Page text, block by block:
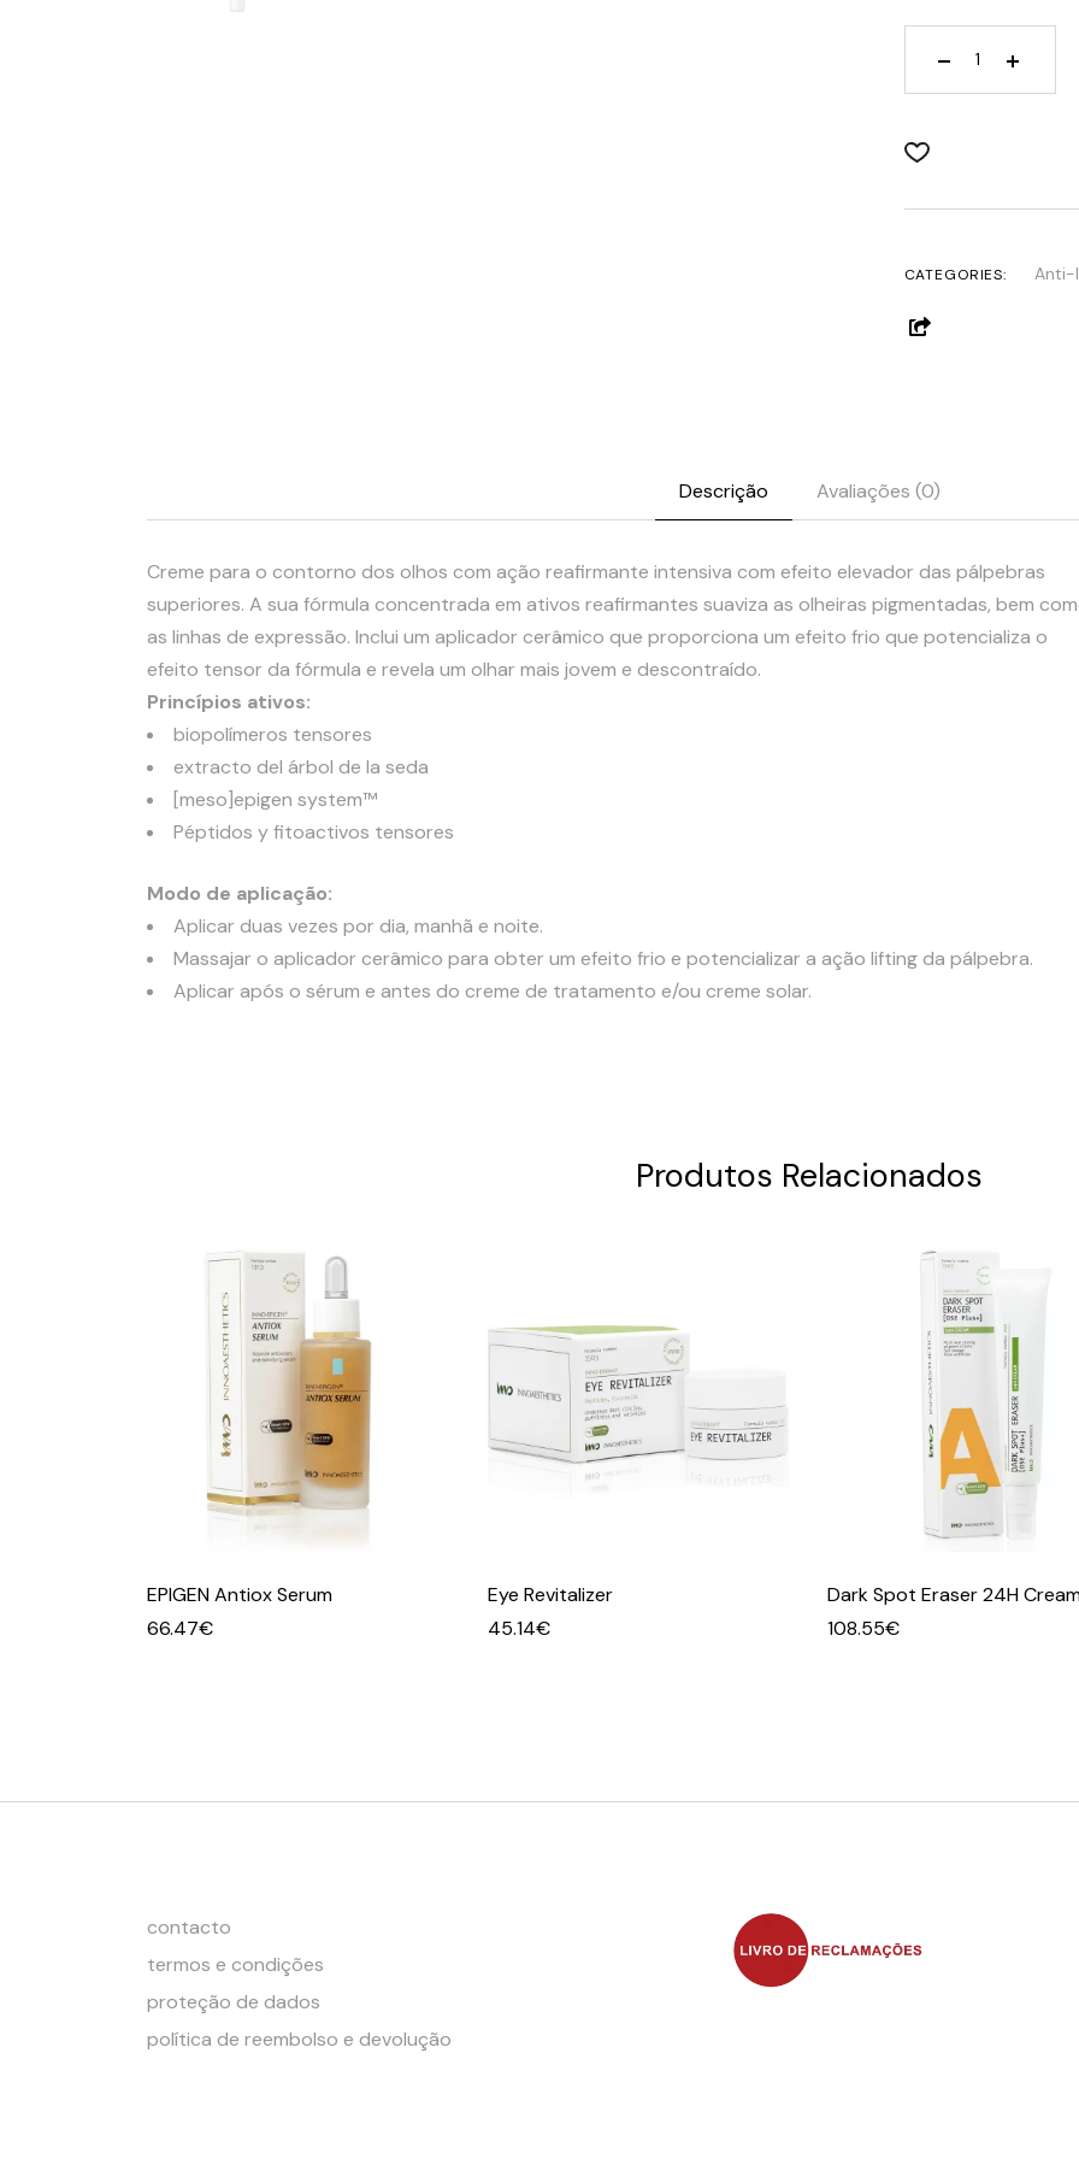
CATEGORIES: Anti-
Descrição Avaliações (0)
Creme para o contorno dos olhos com ação reafirmante intensiva com efeito elevador das pálpebras
superiores. A sua fórmula concentrada em ativos reafirmantes suaviza as olheiras pigmentadas, bem
as linhas de expressão. Inclui um aplicador cerâmico que proporciona um efeito frio que potencializa o
efeito tensor da fórmula e revela um olhar mais jovem e descontraído.
Princípios ativos:
biopolímeros tensores
extracto del árbol de la seda
[meso]epigen system™
Péptidos y fitoactivos tensores
Modo de aplicação:
Aplicar duas vezes por dia, manhã e noite.
Massajar o aplicador cerâmico para obter um efeito frio e potencializar a ação lifting da pálpebra.
Aplicar após o sérum e antes do creme de tratamento e/ou creme solar.
Produtos Relacionados
EPIGEN Antiox Serum
66.47€
Eye Revitalizer
45.14€
Dark Spot Eraser 24H
108.55€
contacto
termos e condições
proteção de dados
política de reembolso e devolução